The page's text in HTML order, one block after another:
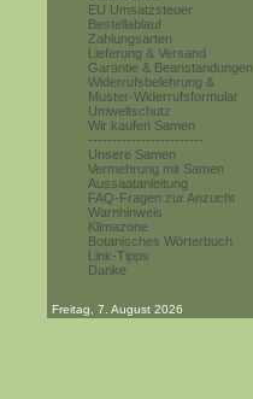
EU Umsatzsteuer
Bestellablauf
Zahlungsarten
Lieferung & Versand
Garantie & Beanstandungen
Widerrufsbelehrung &
Muster-Widerrufsformular
Umweltschutz
Wir kaufen Samen
------------------------
Unsere Samen
Vermehrung mit Samen
Aussaatanleitung
FAQ-Fragen zur Anzucht
Warnhinweis
Klimazone
Botanisches Wörterbuch
Link-Tipps
Danke
Freitag, 7. August 2026